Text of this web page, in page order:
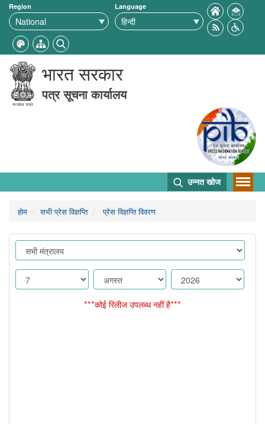
Region Language
भारत सरकार
पत्र सूचना कार्यालय
उन्नत खोज
होम सभी प्रेस विज्ञप्ति प्रेस विज्ञप्ति विवरण
***कोई रिलीज उपलब्ध नहीं है***